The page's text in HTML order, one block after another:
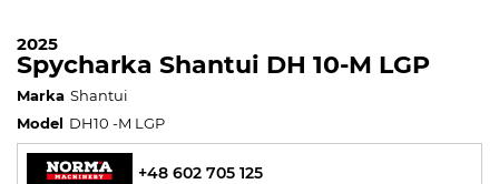
2025
Spycharka Shantui DH 10-M LGP
Marka Shantui
Model DH10 -M LGP
+48 602 705 125